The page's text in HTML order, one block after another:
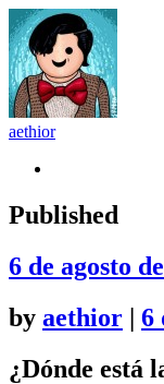
aethior
Published
6 de agosto
by aethior | 6
¿Dónde está